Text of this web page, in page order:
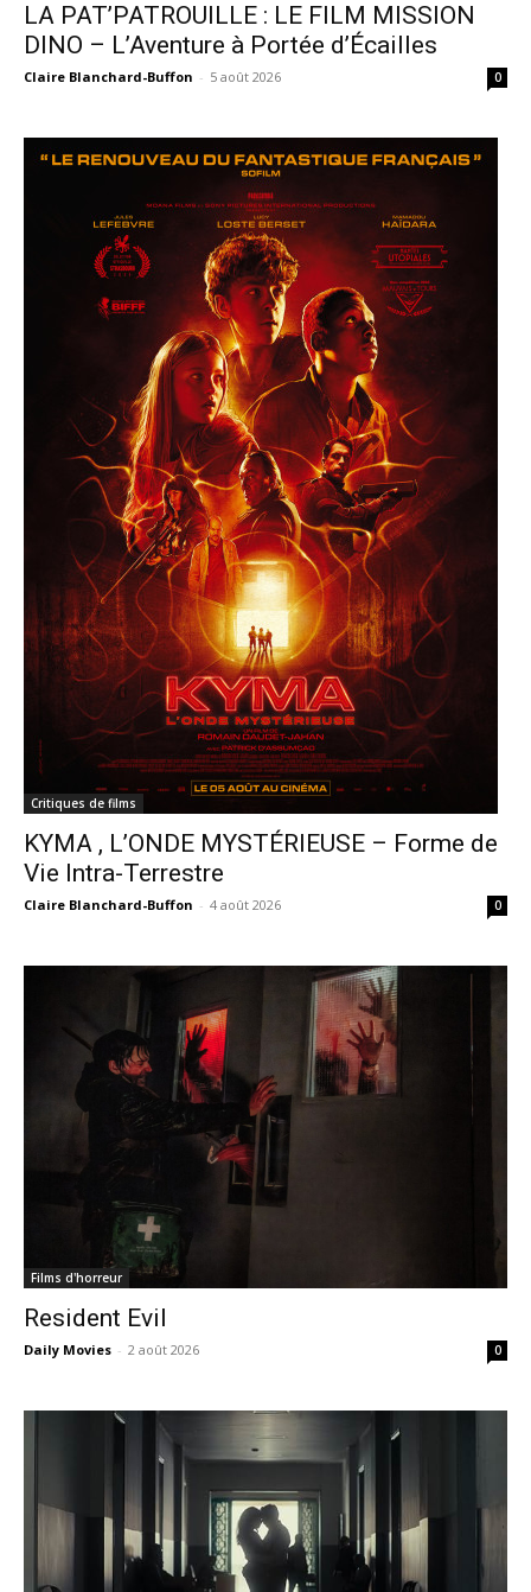
LA PAT’PATROUILLE : LE FILM MISSION
DINO – L’Aventure à Portée d’Écailles
Claire Blanchard-Buffon - 5 août 2026 0
Critiques de films
KYMA , L’ONDE MYSTÉRIEUSE – Forme de
Vie Intra-Terrestre
Claire Blanchard-Buffon - 4 août 2026 0
Films d'horreur
Resident Evil
Daily Movies - 2 août 2026 0